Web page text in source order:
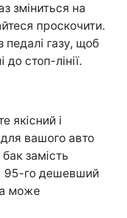
зміниться на
проскочити.
педалі газу, щоб
стоп-лінії.
якісний і
вашого авто
замість
95-го дешевший
може